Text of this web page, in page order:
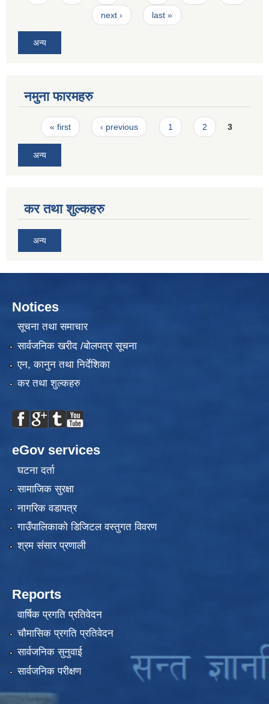
next › last »
अन्य
नमुना फारमहरु
Pages
« first ‹ previous 1 2 3
अन्य
कर तथा शुल्कहरु
अन्य
Notices
सूचना तथा समाचार
सार्वजनिक खरीद /बोलपत्र सूचना
एन, कानुन तथा निर्देशिका
कर तथा शुल्कहरु
eGov services
घटना दर्ता
सामाजिक सुरक्षा
नागरिक वडापत्र
गाउँपालिकाको डिजिटल वस्तुगत विवरण
श्रम संसार प्रणाली
Reports
वार्षिक प्रगति प्रतिवेदन
चौमासिक प्रगति प्रतिवेदन
सार्वजनिक सुनुवाई
सार्वजनिक परीक्षण